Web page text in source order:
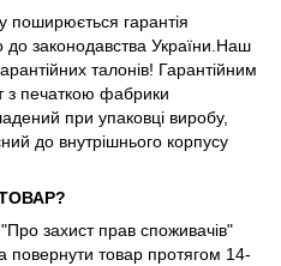
поширюється гарантія
до законодавства України.Наш
талонів! Гарантійним
з печаткою фабрики
при упаковці виробу,
до внутрішнього корпусу
"Про захист прав споживачів"
товар протягом 14-